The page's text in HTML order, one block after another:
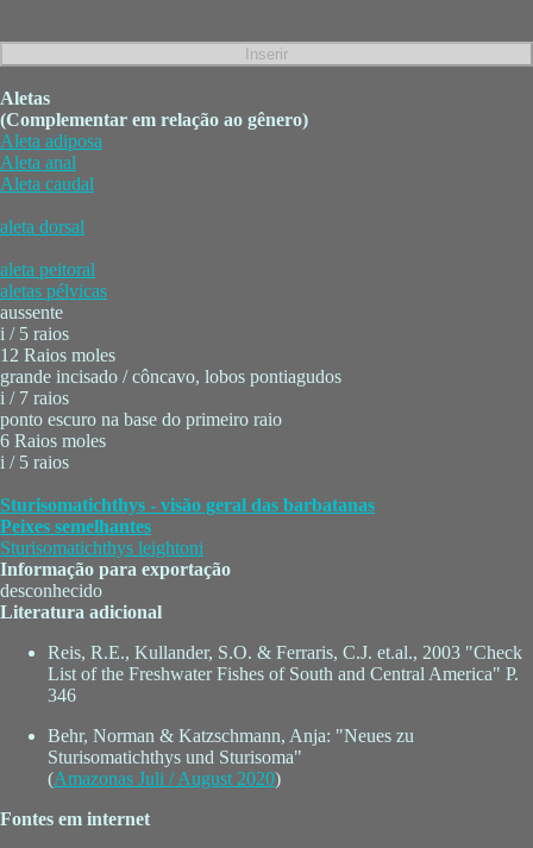
Aletas
(Complementar em relação ao gênero)
Aleta adiposa
Aleta anal
Aleta caudal
aleta dorsal
aleta peitoral
aletas pélvicas
aussente
i / 5 raios
12 Raios moles
grande incisado / côncavo, lobos pontiagudos
i / 7 raios
ponto escuro na base do primeiro raio
6 Raios moles
i / 5 raios
Sturisomatichthys - visão geral das barbatanas
Peixes semelhantes
Sturisomatichthys leightoni
Informação para exportação
desconhecido
Literatura adicional
Reis, R.E., Kullander, S.O. & Ferraris, C.J. et.al., 2003 "Check
List of the Freshwater Fishes of South and Central America" P.
346
Behr, Norman & Katzschmann, Anja: "Neues zu
Sturisomatichthys und Sturisoma"
(Amazonas Juli / August 2020)
Fontes em internet